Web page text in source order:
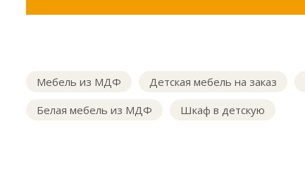
Мебель из МДФ Детская мебель на заказ
Белая мебель из МДФ
Шкаф в детскую